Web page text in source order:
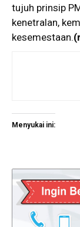
tujuh prinsip
kenetralan,
kesemestaan.
Menyukai ini: